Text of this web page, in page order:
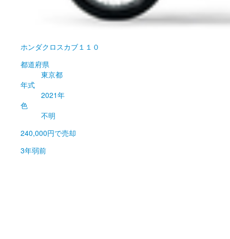
ホンダクロスカブ１１０
都道府県
東京都
年式
2021年
色
不明
240,000円で売却
3年弱前